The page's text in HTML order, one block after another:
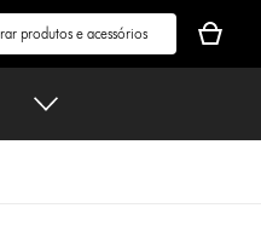
seu
cesto
está